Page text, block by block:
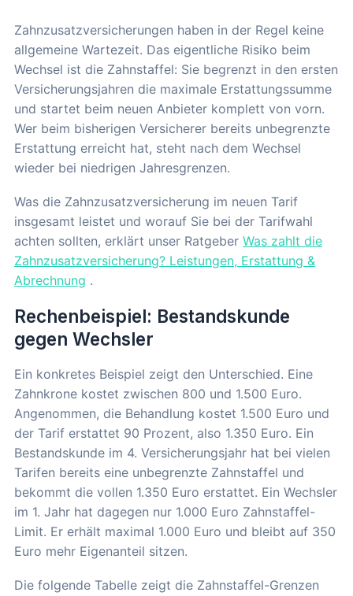
Zahnzusatzversicherungen haben in der Regel keine
allgemeine Wartezeit. Das eigentliche Risiko beim
Wechsel ist die Zahnstaffel: Sie begrenzt in den ersten
Versicherungsjahren die maximale Erstattungssumme
und startet beim neuen Anbieter komplett von vorn.
Wer beim bisherigen Versicherer bereits unbegrenzte
Erstattung erreicht hat, steht nach dem Wechsel
wieder bei niedrigen Jahresgrenzen.
Was die Zahnzusatzversicherung im neuen Tarif
insgesamt leistet und worauf Sie bei der Tarifwahl
achten sollten, erklärt unser Ratgeber Was zahlt die
Zahnzusatzversicherung? Leistungen, Erstattung &
Abrechnung .
Rechenbeispiel: Bestandskunde
gegen Wechsler
Ein konkretes Beispiel zeigt den Unterschied. Eine
Zahnkrone kostet zwischen 800 und 1.500 Euro.
Angenommen, die Behandlung kostet 1.500 Euro und
der Tarif erstattet 90 Prozent, also 1.350 Euro. Ein
Bestandskunde im 4. Versicherungsjahr hat bei vielen
Tarifen bereits eine unbegrenzte Zahnstaffel und
bekommt die vollen 1.350 Euro erstattet. Ein Wechsler
im 1. Jahr hat dagegen nur 1.000 Euro Zahnstaffel-
Limit. Er erhält maximal 1.000 Euro und bleibt auf 350
Euro mehr Eigenanteil sitzen.
Die folgende Tabelle zeigt die Zahnstaffel-Grenzen